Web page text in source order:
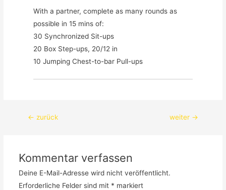
With a partner, complete as many rounds as
possible in 15 mins of:
30 Synchronized Sit-ups
20 Box Step-ups, 20/12 in
10 Jumping Chest-to-bar Pull-ups
Beitragsnavigation
← zurück weiter →
Kommentar verfassen
Deine E-Mail-Adresse wird nicht veröffentlicht.
Erforderliche Felder sind mit * markiert